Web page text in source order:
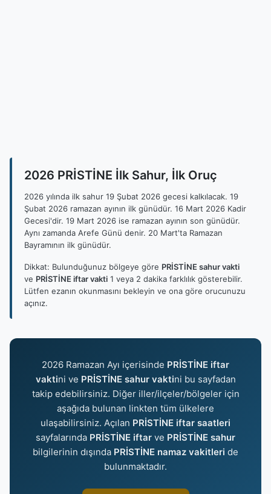
2026 PRİSTİNE İlk Sahur, İlk Oruç
2026 yılında ilk sahur 19 Şubat 2026 gecesi kalkılacak. 19
Şubat 2026 ramazan ayının ilk günüdür. 16 Mart 2026 Kadir
Gecesi'dir. 19 Mart 2026 ise ramazan ayının son günüdür.
Aynı zamanda Arefe Günü denir. 20 Mart'ta Ramazan
Bayramının ilk günüdür.
Dikkat: Bulunduğunuz bölgeye göre PRİSTİNE sahur vakti
ve PRİSTİNE iftar vakti 1 veya 2 dakika farklılık gösterebilir.
Lütfen ezanın okunmasını bekleyin ve ona göre orucunuzu
açınız.
2026 Ramazan Ayı içerisinde PRİSTİNE iftar
vaktini ve PRİSTİNE sahur vaktini bu sayfadan
takip edebilirsiniz. Diğer iller/ilçeler/bölgeler için
aşağıda bulunan linkten tüm ülkelere
ulaşabilirsiniz. Açılan PRİSTİNE iftar saatleri
sayfalarında PRİSTİNE iftar ve PRİSTİNE sahur
bilgilerinin dışında PRİSTİNE namaz vakitleri de
bulunmaktadır.